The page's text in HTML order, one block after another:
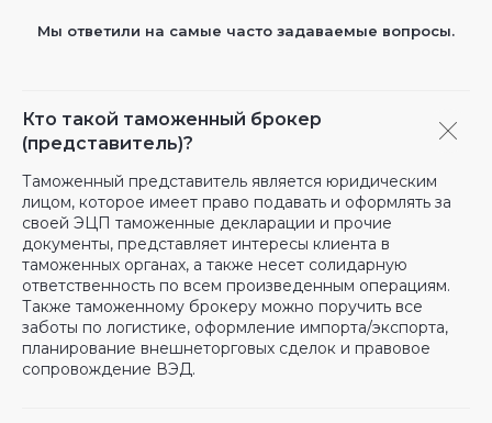
Мы ответили на самые часто задаваемые вопросы.
Кто такой таможенный брокер
(представитель)?
Таможенный представитель является юридическим
лицом, которое имеет право подавать и оформлять за
своей ЭЦП таможенные декларации и прочие
документы, представляет интересы клиента в
таможенных органах, а также несет солидарную
ответственность по всем произведенным операциям.
Также таможенному брокеру можно поручить все
заботы по логистике, оформление импорта/экспорта,
планирование внешнеторговых сделок и правовое
сопровождение ВЭД.